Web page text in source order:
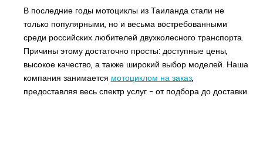
В последние годы мотоциклы из Таиланда стали не
только популярными, но и весьма востребованными
среди российских любителей двухколесного транспорта.
Причины этому достаточно просты: доступные цены,
высокое качество, а также широкий выбор моделей. Наша
компания занимается мотоциклом на заказ,
предоставляя весь спектр услуг – от подбора до доставки.